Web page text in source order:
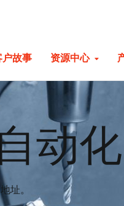
户故事 资源中心
动
址。